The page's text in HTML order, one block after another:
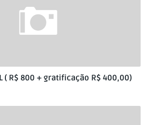
( R$ 800 + gratificação R$ 400,00)